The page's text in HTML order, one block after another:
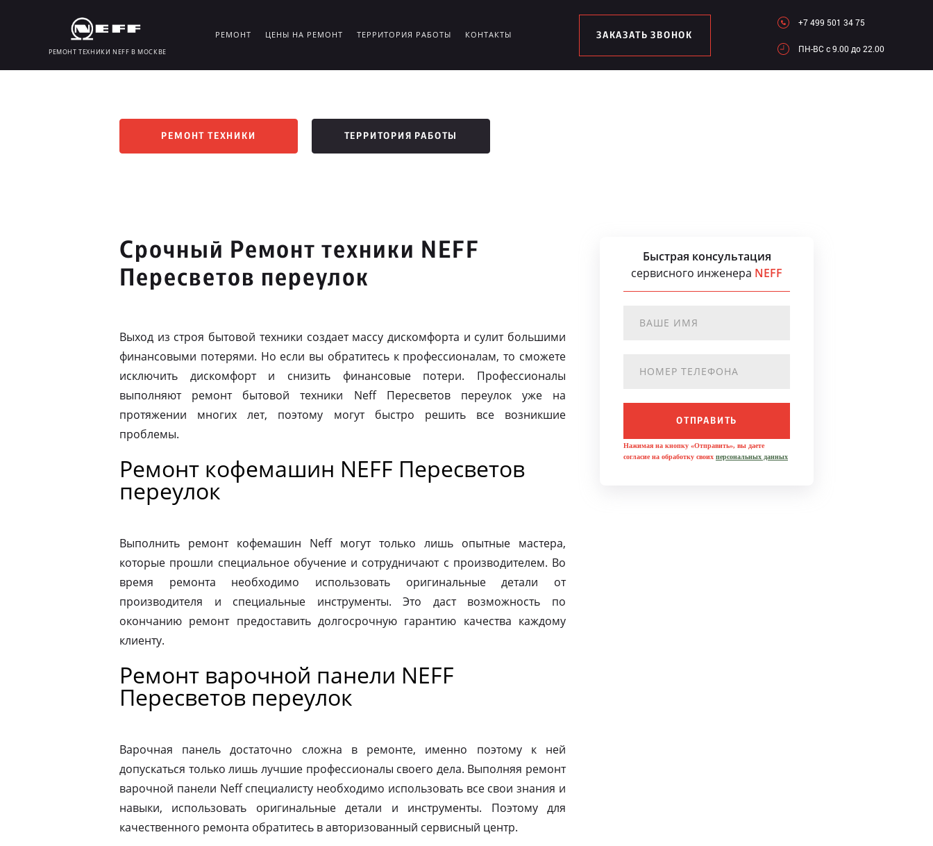
РЕМОНТ ТЕХНИКИ NEFF В МОСКВЕ
РЕМОНТ ЦЕНЫ НА РЕМОНТ ТЕРРИТОРИЯ РАБОТЫ КОНТАКТЫ ЗАКАЗАТЬ ЗВОНОК
+7 499 501 34 75
ПН-ВC c 9.00 до 22.00
РЕМОНТ ТЕХНИКИ ТЕРРИТОРИЯ РАБОТЫ
Срочный Ремонт техники NEFF
Пересветов переулок
Выход из строя бытовой техники создает массу дискомфорта и сулит большими
финансовыми потерями. Но если вы обратитесь к профессионалам, то сможете
исключить дискомфорт и снизить финансовые потери. Профессионалы
выполняют ремонт бытовой техники Neff Пересветов переулок уже на
протяжении многих лет, поэтому могут быстро решить все возникшие
проблемы.
Ремонт кофемашин NEFF Пересветов
переулок
Выполнить ремонт кофемашин Neff могут только лишь опытные мастера,
которые прошли специальное обучение и сотрудничают с производителем. Во
время ремонта необходимо использовать оригинальные детали от
производителя и специальные инструменты. Это даст возможность по
окончанию ремонт предоставить долгосрочную гарантию качества каждому
клиенту.
Ремонт варочной панели NEFF
Пересветов переулок
Варочная панель достаточно сложна в ремонте, именно поэтому к ней
допускаться только лишь лучшие профессионалы своего дела. Выполняя ремонт
варочной панели Neff специалисту необходимо использовать все свои знания и
навыки, использовать оригинальные детали и инструменты. Поэтому для
качественного ремонта обратитесь в авторизованный сервисный центр.
Быстрая консультация
сервисного инженера NEFF
ОТПРАВИТЬ
Нажимая на кнопку «Отправить», вы даете
согласие на обработку своих персональных данных